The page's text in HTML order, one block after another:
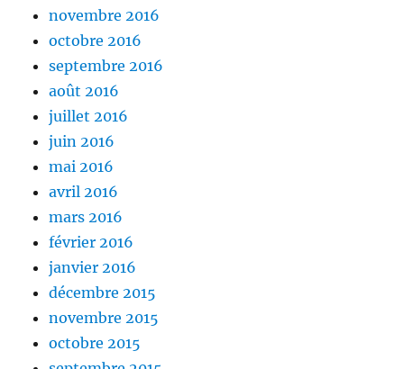
novembre 2016
octobre 2016
septembre 2016
août 2016
juillet 2016
juin 2016
mai 2016
avril 2016
mars 2016
février 2016
janvier 2016
décembre 2015
novembre 2015
octobre 2015